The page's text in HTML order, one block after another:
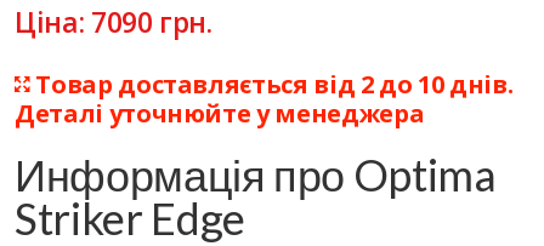
Ціна: 7090 грн.
Товар доставляється від 2 до 10 днів.
Деталі уточнюйте у менеджера
Информація про Optima
Striker Edge